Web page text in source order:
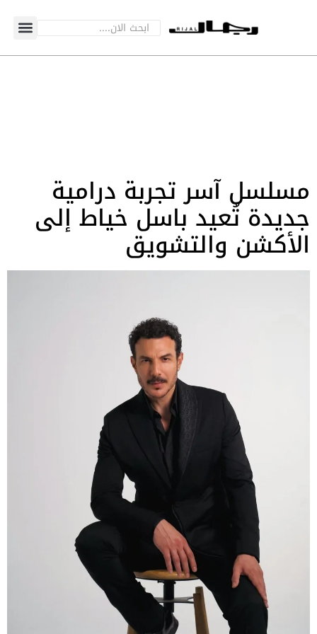
مسلسل آسر تجربة درامية
جديدة تُعيد باسل خياط إلى
الأكشن والتشويق